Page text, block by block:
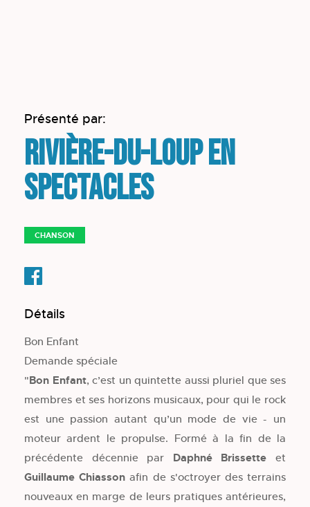
Présenté par:
Rivière-du-Loup en
spectacles
CHANSON
Détails
Bon Enfant
Demande spéciale
"Bon Enfant, c’est un quintette aussi pluriel que ses
membres et ses horizons musicaux, pour qui le rock
est une passion autant qu’un mode de vie - un
moteur ardent le propulse. Formé à la fin de la
précédente décennie par Daphné Brissetteet
Guillaume Chiasson afin de s'octroyer des terrains
nouveaux en marge de leurs pratiques antérieures,